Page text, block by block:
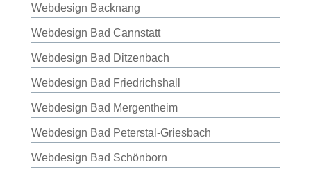
Webdesign Backnang
Webdesign Bad Cannstatt
Webdesign Bad Ditzenbach
Webdesign Bad Friedrichshall
Webdesign Bad Mergentheim
Webdesign Bad Peterstal-Griesbach
Webdesign Bad Schönborn